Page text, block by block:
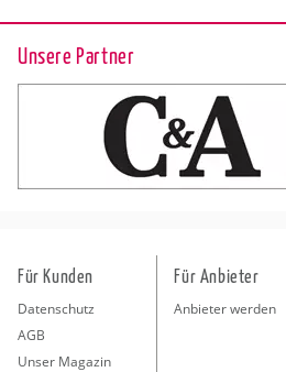
Unsere Partner
Für Kunden
Datenschutz
AGB
Unser Magazin
Für Anbieter
Anbieter werden